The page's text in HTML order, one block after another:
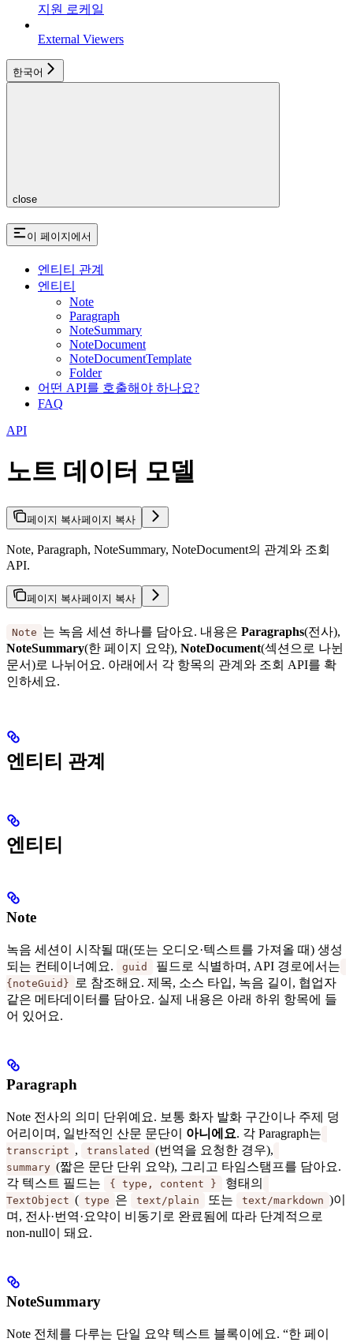
지원 로케일
External Viewers
한국어
close
이 페이지에서
엔티티 관계
엔티티
Note
Paragraph
NoteSummary
NoteDocument
NoteDocumentTemplate
Folder
어떤 API를 호출해야 하나요?
FAQ
API
노트 데이터 모델
페이지 복사페이지 복사
Note, Paragraph, NoteSummary, NoteDocument의 관계와 조회
API.
페이지 복사페이지 복사
Note 는 녹음 세션 하나를 담아요. 내용은 Paragraphs(전사),
NoteSummary(한 페이지 요약), NoteDocument(섹션으로 나뉜
문서)로 나뉘어요. 아래에서 각 항목의 관계와 조회 API를 확
인하세요.
엔티티 관계
엔티티
Note
녹음 세션이 시작될 때(또는 오디오·텍스트를 가져올 때) 생성
되는 컨테이너예요.
guid 필드로 식별하며, API 경로에서는
{noteGuid}
로 참조해요. 제목, 소스 타입, 녹음 길이, 협업자
같은 메타데이터를 담아요. 실제 내용은 아래 하위 항목에 들
어 있어요.
Paragraph
Note 전사의 의미 단위예요. 보통 화자 발화 구간이나 주제 덩
어리이며, 일반적인 산문 문단이 아니에요. 각 Paragraph는
transcript , translated (번역을 요청한 경우),
summary (짧은 문단 단위 요약), 그리고 타임스탬프를 담아요.
각 텍스트 필드는
{ type, content } 형태의
TextObject ( type 은 text/plain 또는 text/markdown )이
며, 전사·번역·요약이 비동기로 완료됨에 따라 단계적으로
non-null이 돼요.
NoteSummary
Note 전체를 다루는 단일 요약 텍스트 블록이에요. “한 페이